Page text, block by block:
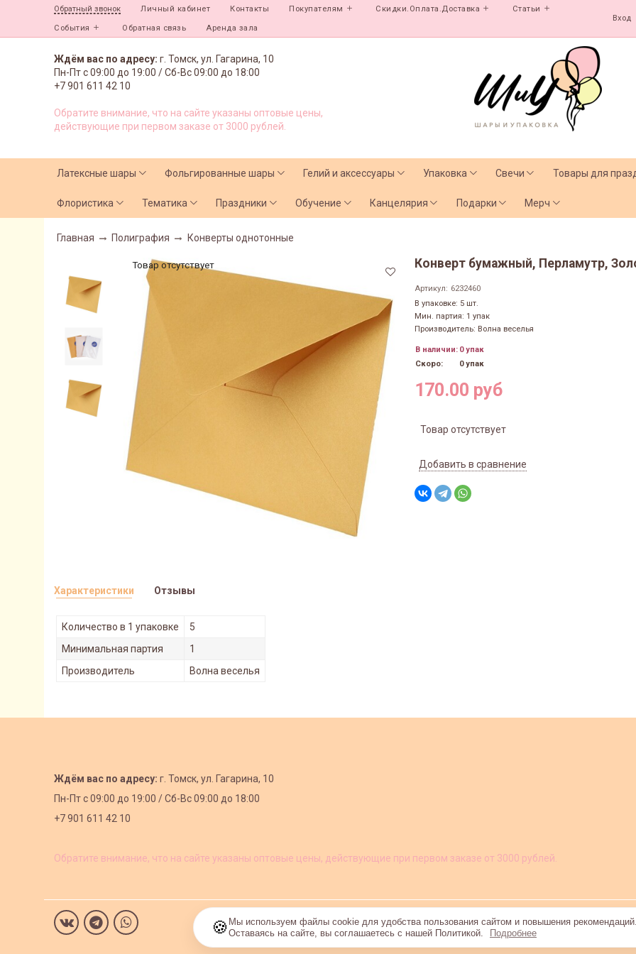
Обратный звонок Личный кабинет Контакты Покупателям Скидки.Оплата.Доставка Статьи
События Обратная связь Аренда зала
Вход
Ждём вас по адресу: г. Томск, ул. Гагарина, 10
Пн-Пт с09:00 до 19:00 /Сб-Вс 09:00 до 18:00
+7 901 611 42 10
Обратите внимание, что на сайте указаны оптовые цены,
действующие при первом заказе от 3000 рублей.
Латексные шары Фольгированные шары Гелий и аксессуары Упаковка Свечи Товары для
Флористика Тематика Праздники Обучение Канцелярия Подарки Мерч
Главная Полиграфия Конверты однотонные
Товар отсутствует Конверт бумажный, Перламутр,
Артикул: 6232460
В упаковке: 5 шт.
Мин. партия: 1 упак
Производитель: Волна веселья
В наличии: 0 упак
Скоро:
0 упак
170.00 руб
Товар отсутствует
Добавить в сравнение
Характеристики
Количество в 1 упаковке
5
Минимальная партия
1
Производитель
Волна веселья
Отзывы
Ждём вас по адресу: г. Томск, ул. Гагарина, 10
Пн-Пт с09:00 до 19:00 /Сб-Вс 09:00 до 18:00
+7 901 611 42 10
Обратите внимание, что на сайте указаны оптовые цены, действующие при первом заказе от 3000 рублей.
🍪 Мы используем файлы cookie для удобства пользования сайтом и повышения рекомендаций.
Оставаясь на сайте, вы соглашаетесь с нашей Политикой.
Подробнее